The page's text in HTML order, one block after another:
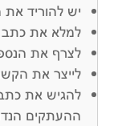
יש להוריד
למלא את
לצרף את
לייצר את
להגיש את
ההעתקים